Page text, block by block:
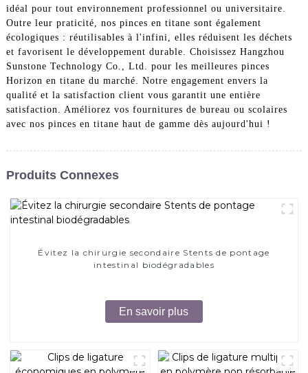
idéal pour tout environnement professionnel ou universitaire.
Outre leur praticité, nos pinces en titane sont également
écologiques : réutilisables à l'infini, elles réduisent les déchets
et favorisent le développement durable. Choisissez Hangzhou
Sunstone Technology Co., Ltd. pour les meilleures pinces
Horizon en titane du marché. Notre engagement envers la
qualité et la satisfaction client vous garantit une entière
satisfaction. Améliorez vos fournitures de bureau ou scolaires
avec nos pinces en titane haut de gamme dès aujourd'hui !
Produits Connexes
Évitez la chirurgie secondaire Stents de pontage
intestinal biodégradables
En savoir plus